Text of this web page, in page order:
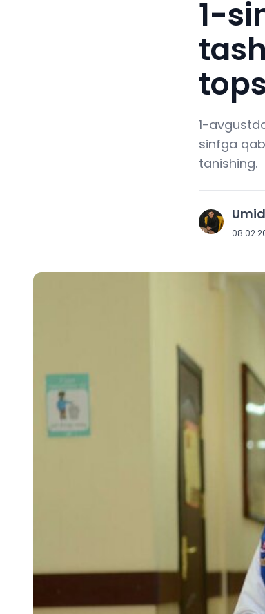
1-
1-
sinfga
tanishing.
U